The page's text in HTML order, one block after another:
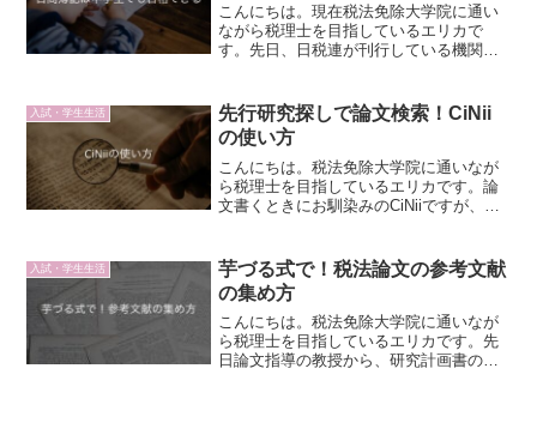
こんにちは。現在税法免除大学院に通い
ながら税理士を目指しているエリカで
す。先日、日税連が刊行している機関紙
5年）から受験できるのような内容のクイ
ズが載っていて、たしか...
入試・学生生活
先行研究探しで論文検索！CiNii
の使い方
こんにちは。税法免除大学院に通いなが
ら税理士を目指しているエリカです。論
文書くときにお馴染みのCiNiiですが、初
の使い方を簡単にまとめてみました。私
は修士論文の...
入試・学生生活
芋づる式で！税法論文の参考文献
の集め方
こんにちは。税法免除大学院に通いなが
ら税理士を目指しているエリカです。先
日論文指導の教授から、研究計画書の段